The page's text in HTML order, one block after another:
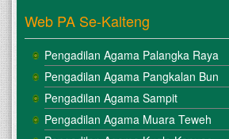
Web PA Se-Kalteng
Pengadilan Agama Palangka Raya
Pengadilan Agama Pangkalan Bun
Pengadilan Agama Sampit
Pengadilan Agama Muara Teweh